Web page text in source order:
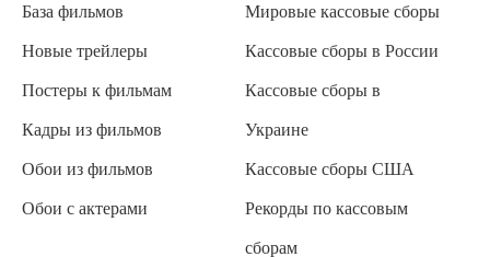
База фильмов
Новые трейлеры
Постеры к фильмам
Кадры из фильмов
Обои из фильмов
Обои с актерами
Мировые кассовые сборы
Кассовые сборы в России
Кассовые сборы в
Украине
Кассовые сборы США
Рекорды по кассовым
сборам